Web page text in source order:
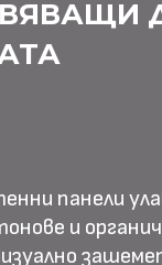
панели
и